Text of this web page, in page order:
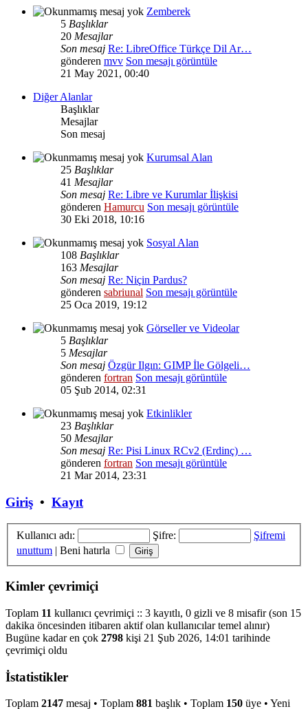
Zemberek
5 Başlıklar
20 Mesajlar
Son mesaj Re: LibreOffice Türkçe Dil Ar…
gönderen mvv Son mesajı görüntüle
21 May 2021, 00:40
Diğer Alanlar
Başlıklar
Mesajlar
Son mesaj
Kurumsal Alan
25 Başlıklar
41 Mesajlar
Son mesaj Re: Libre ve Kurumlar İlişkisi
gönderen Hamurcu Son mesajı görüntüle
30 Eki 2018, 10:16
Sosyal Alan
108 Başlıklar
163 Mesajlar
Son mesaj Re: Niçin Pardus?
gönderen sabriunal Son mesajı görüntüle
25 Oca 2019, 19:12
Görseller ve Videolar
5 Başlıklar
5 Mesajlar
Son mesaj Özgür Ilgın: GIMP İle Gölgeli…
gönderen fortran Son mesajı görüntüle
05 Şub 2014, 02:31
Etkinlikler
23 Başlıklar
50 Mesajlar
Son mesaj Re: Pisi Linux RCv2 (Erdinç) …
gönderen fortran Son mesajı görüntüle
21 Mar 2014, 23:31
Giriş • Kayıt
Kullanıcı adı: Şifre:
Şifremi
unuttum | Beni hatırla
Kimler çevrimiçi
Toplam 11 kullanıcı çevrimiçi :: 3 kayıtlı, 0 gizli ve 8 misafir (son 15
dakika öncesinden itibaren aktif olan kullanıcılar temel alınır)
Bugüne kadar en çok 2798 kişi 21 Şub 2026, 14:01 tarihinde
çevrimiçi oldu
İstatistikler
Toplam 2147 mesaj • Toplam 881 başlık • Toplam 150 üye • Yeni